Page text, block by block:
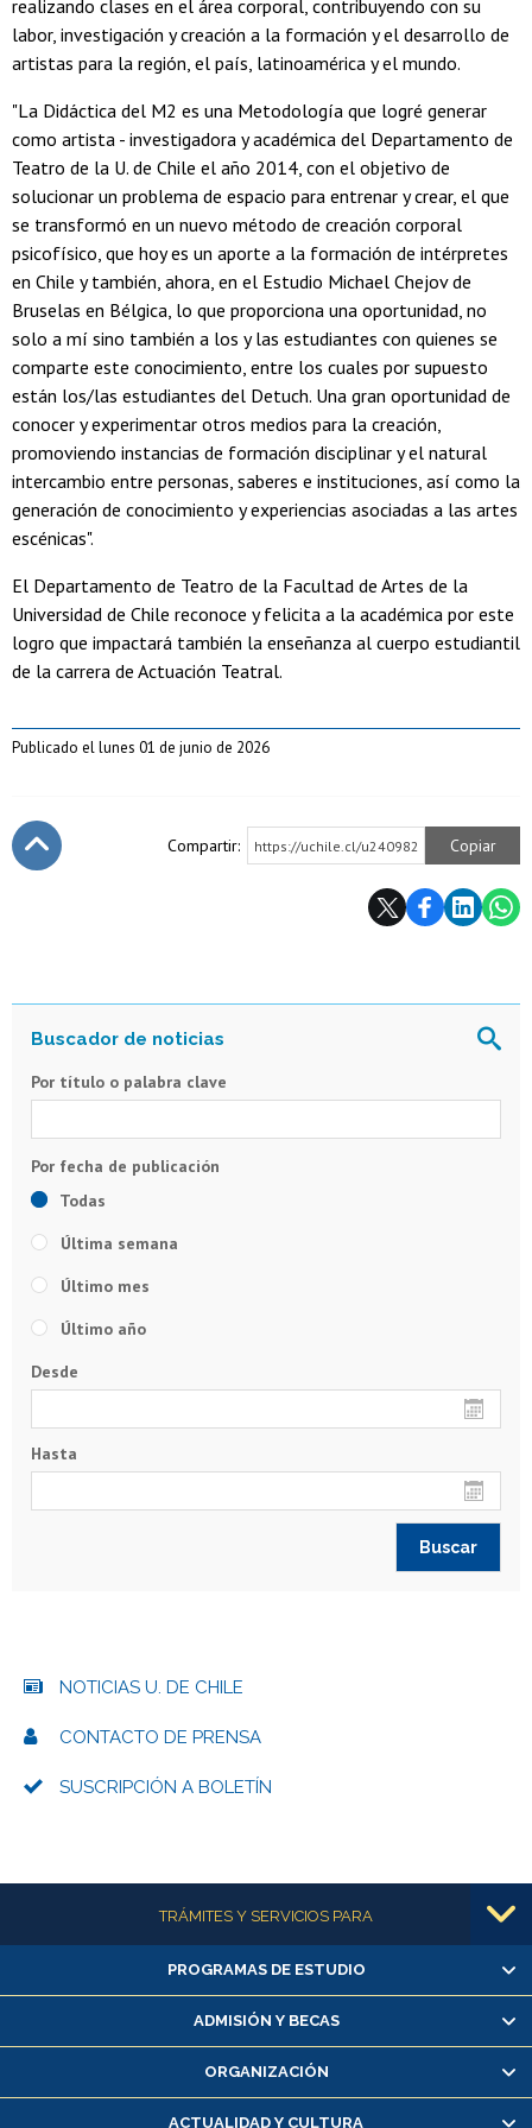
realizando clases en el área corporal, contribuyendo con su
labor, investigación y creación a la formación y el desarrollo de
artistas para la región, el país, latinoamérica y el mundo.
"La Didáctica del M2 es una Metodología que logré generar
como artista - investigadora y académica del Departamento de
Teatro de la U. de Chile el año 2014, con el objetivo de
solucionar un problema de espacio para entrenar y crear, el que
se transformó en un nuevo método de creación corporal
psicofísico, que hoy es un aporte a la formación de intérpretes
en Chile y también, ahora, en el Estudio Michael Chejov de
Bruselas en Bélgica, lo que proporciona una oportunidad, no
solo a mí sino también a los y las estudiantes con quienes se
comparte este conocimiento, entre los cuales por supuesto
están los/las estudiantes del Detuch. Una gran oportunidad de
conocer y experimentar otros medios para la creación,
promoviendo instancias de formación disciplinar y el natural
intercambio entre personas, saberes e instituciones, así como la
generación de conocimiento y experiencias asociadas a las artes
escénicas".
El Departamento de Teatro de la Facultad de Artes de la
Universidad de Chile reconoce y felicita a la académica por este
logro que impactará también la enseñanza al cuerpo estudiantil
de la carrera de Actuación Teatral.
Publicado el lunes 01 de junio de 2026
Compartir: https://uchile.cl/u240982 Copiar
Por título o palabra clave
Todas
Última semana
Último mes
Último año
Desde
Hasta
NOTICIAS U. DE CHILE
CONTACTO DE PRENSA
SUSCRIPCIÓN A BOLETÍN
Más informaciónTRÁMITES Y SERVICIOS PARA
Alumnas/os y exalumnas/os
Matrícula en línea
Inscripción y cambio de asignaturas
Consulta y certificado de notas
PROGRAMAS DE ESTUDIO
ADMISIÓN Y BECAS
ORGANIZACIÓN
ACTUALIDAD Y CULTURA